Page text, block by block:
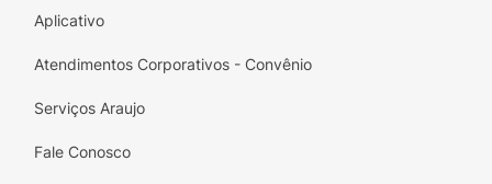
Sabor Autêntico e Tradicional:
original mantida desde 1970, garantindo a
individuais, fáceis de consumir e ideais para
Aplicativo
Atendimentos Corporativos - Convênio
Serviços Araujo
Fale Conosco